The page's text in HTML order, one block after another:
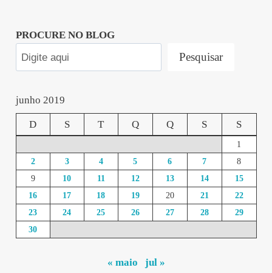
PROCURE NO BLOG
Pesquisar
junho 2019
D S T Q Q S S
1
2
3 4 5 6 7
8
9
10 11 12 13 14
15
16
17 18 19 20 21
22
23
24 25 26 27 28
29
30
« maio jul »